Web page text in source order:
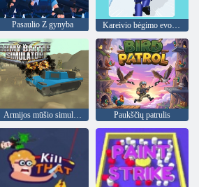
Pasaulio Z gynyba Kareivio bėgimo evoliucija
Armijos mūšio simuliatorius Paukščių patrulis